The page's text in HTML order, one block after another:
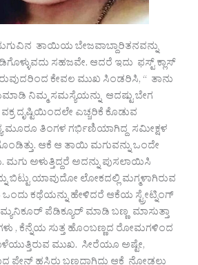
ತಾಯಿಯ ಬೇಜವಾಬ್ದಾರಿತನವನ್ನು
ಸಹಜವೇ. ಆದರೆ ಇದು ಫಸ್ಟ್ ಕ್ಲಾಸ್
ಕೇವಲ ಮುಖ ಸಿಂಡರಿಸಿ, “ ತಾನು
ನಿಮ್ಮ ಸಮಸ್ಯೆಯನ್ನು ಆದಷ್ಟು ಬೇಗ
ದೃಷ್ಟಿಯಿಂದಲೇ ಎಚ್ಚರಿಕೆ ಕೊಡುವ
ಮೂರೂ ತಿಂಗಳ ಗರ್ಭಿಣಿಯಾಗಿದ್ದ ಸಮೀಕ್ಷಳ
ಆಕೆ ಆ ತಾಯಿ ಮಗುವನ್ನು ಒಂದೇ
ಮಗು ಅಳುತ್ತಿದ್ದರೆ ಅದನ್ನು ಪುಸಲಾಯಿಸಿ
ಬಿಟ್ಟು ಯಾವುದೋ ಲೋಕದಲ್ಲಿ ಮಗ್ಮಳಾಗಿರುವ
ಒಂದು ಕಥೆಯನ್ನು ಹೇಳಿದರೆ ಆಕೆಯ ಸ್ಟ್ರೇಟ್ನಿಂಗ್
ಪೆಡಿಕ್ಯೂರ್ ಮಾಡಿ ಬಣ್ಣ ಮಾಸುತ್ತಾ
, ಕೆನ್ನೆಯ ಸುತ್ತ ಹೊಂಬಣ್ಣದ ರೋಮಗಳಿಂದ
ಮುಖ. ಸೀರೆಯೂ ಅಷ್ಟೇ,